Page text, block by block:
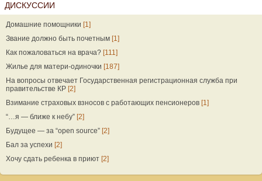
ДИСКУССИИ
Домашние помощники [1]
Звание должно быть почетным [1]
Как пожаловаться на врача? [111]
Жилье для матери-одиночки [187]
На вопросы отвечает Государственная регистрационная служба при
правительстве КР [2]
Взимание страховых взносов с работающих пенсионеров [1]
“…я — ближе к небу” [2]
Будущее — за “open source” [2]
Бал за успехи [2]
Хочу сдать ребенка в приют [2]